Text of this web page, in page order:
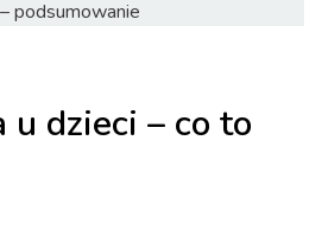
podsumowanie
u dzieci – co to